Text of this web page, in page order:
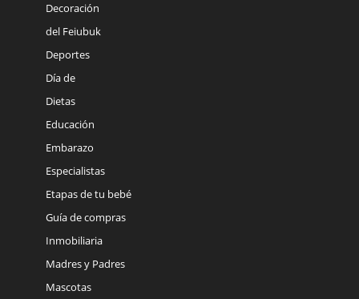
Decoración
del Feiubuk
Deportes
Día de
Dietas
Educación
Embarazo
Especialistas
Etapas de tu bebé
Guía de compras
Inmobiliaria
Madres y Padres
Mascotas